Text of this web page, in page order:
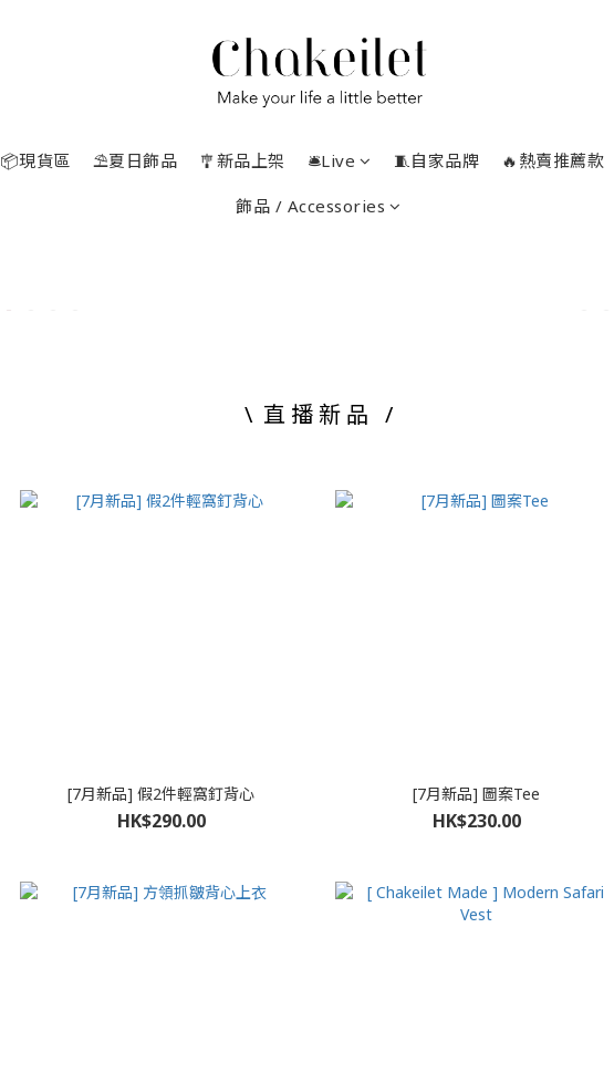
📦現貨區 ⛱️夏日飾品 🎐新品上架 🛎️Live 🧵自家品牌 🔥熱賣推薦款
飾品 / Accessories
\ 直 播 新 品 /
[7月新品] 假2件輕窩釘背心
HK$290.00
[7月新品] 圖案Tee
HK$230.00